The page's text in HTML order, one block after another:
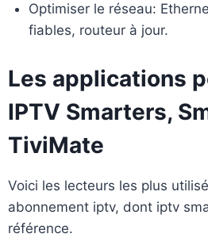
Optimiser le réseau:
fiables, routeur à jour.
Les applications
IPTV Smarters,
TiviMate
Voici les lecteurs les plus
abonnement iptv, dont iptv
référence.